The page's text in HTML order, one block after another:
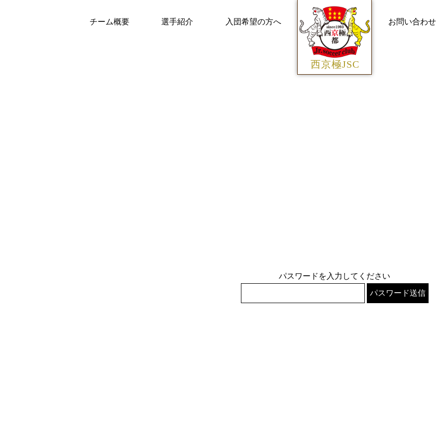
西京極JSC
チーム概要 選手紹介 入団希望の方へ お問い合わせ
パスワードを入力してください